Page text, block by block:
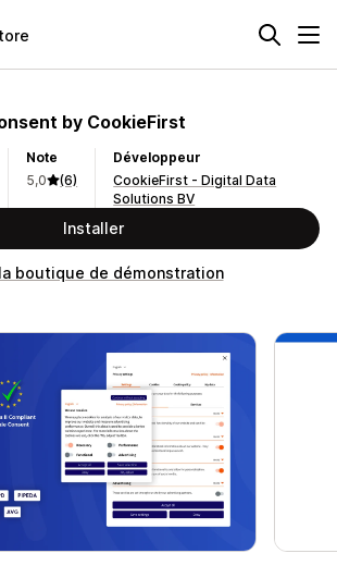
by CookieFirst
Note
5,0
(6)
Développeur
CookieFirst - Digital Data
Solutions BV
Installer
boutique de démonstration